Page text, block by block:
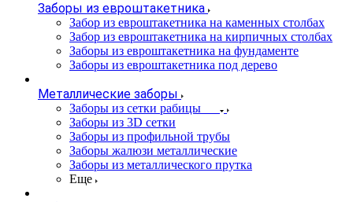
Заборы из евроштакетника
Забор из евроштакетника на каменных столбах
Забор из евроштакетника на кирпичных столбах
Заборы из евроштакетника на фундаменте
Заборы из евроштакетника под дерево
Металлические заборы
Заборы из сетки рабицы
Заборы из 3D сетки
Заборы из профильной трубы
Заборы жалюзи металлические
Заборы из металлического прутка
Еще